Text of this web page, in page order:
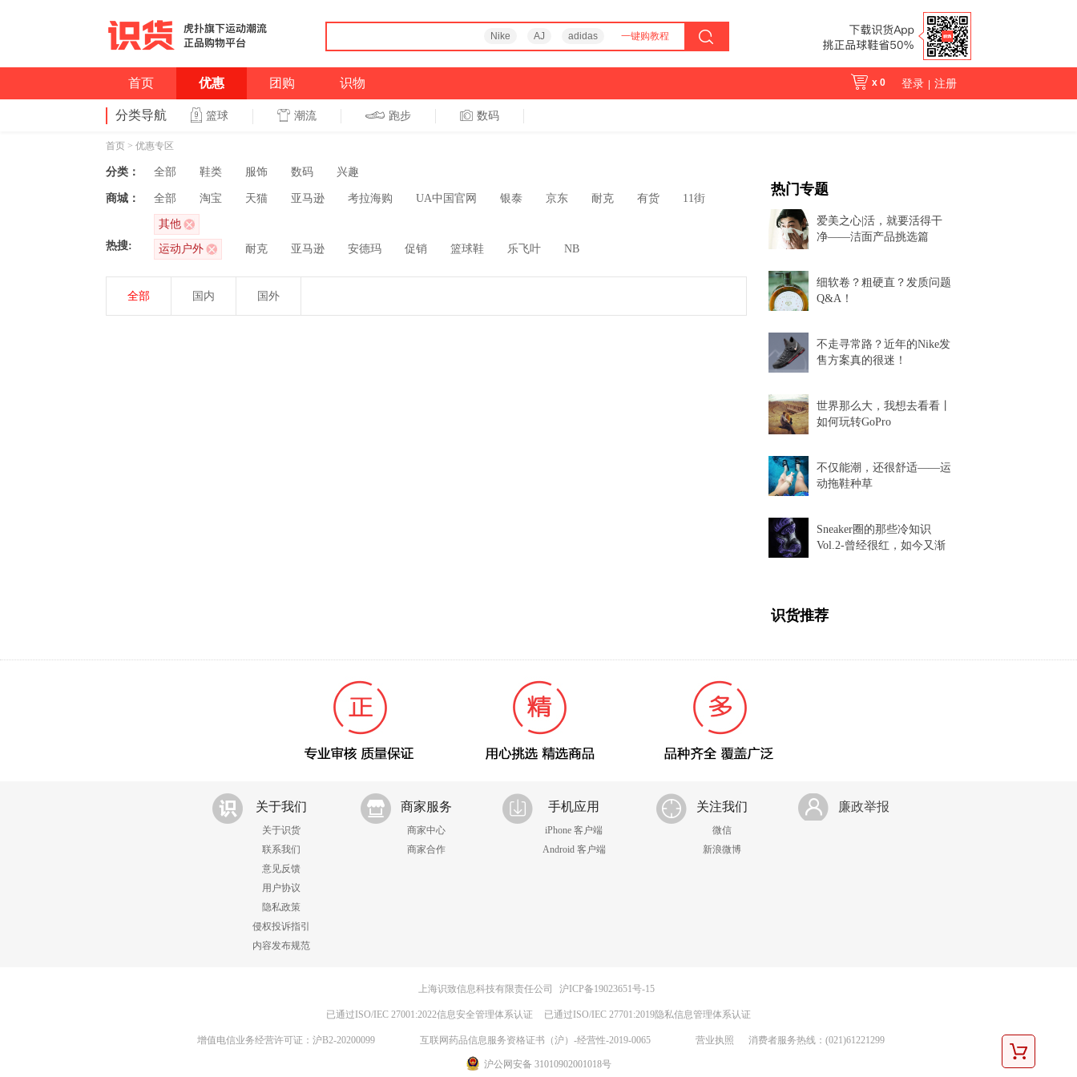
Nike AJ adidas 一键购教程
首页 优惠 团购 识物 x 0 登录 注册
分类导航 篮球 潮流 跑步 数码
首页 > 优惠专区
分类： 全部 鞋类 服饰 数码 兴趣
商城： 全部 淘宝 天猫 亚马逊 考拉海购 UA中国官网 银泰 京东 耐克 有货 11街
其他
热搜:
运动户外 耐克 亚马逊 安德玛 促销 篮球鞋 乐飞叶 NB
全部 国内 国外
热门专题
爱美之心|活，就要活得干
净——洁面产品挑选篇
细软卷？粗硬直？发质问题
Q&A！
不走寻常路？近年的Nike发
售方案真的很迷！
世界那么大，我想去看看丨
如何玩转GoPro
不仅能潮，还很舒适——运
动拖鞋种草
Sneaker圈的那些冷知识
Vol.2-曾经很红，如今又渐
识货推荐
关于我们
关于识货
联系我们
意见反馈
用户协议
隐私政策
侵权投诉指引
内容发布规范
商家服务
商家中心
商家合作
手机应用
iPhone 客户端
Android 客户端
关注我们
微信
新浪微博
廉政举报
上海识致信息科技有限责任公司 沪ICP备19023651号-15
已通过ISO/IEC 27001:2022信息安全管理体系认证 已通过ISO/IEC 27701:2019隐私信息管理体系认证
增值电信业务经营许可证：沪B2-20200099 互联网药品信息服务资格证书（沪）-经营性-2019-0065 营业执照 消费者服务热线：(021)61221299
沪公网安备 31010902001018号